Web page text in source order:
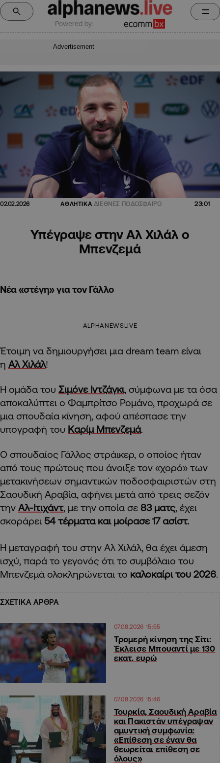
Powered by:
Advertisement
02.02.2026 ΑΘΛΗΤΙΚΑ ΔΙΕΘΝΕΣ ΠΟΔΟΣΦΑΙΡΟ 23:01
Υπέγραψε στην Αλ Χιλάλ ο
Μπενζεμά
Νέα «στέγη» για τον Γάλλο
ALPHANEWSLIVE
Έτοιμη να δημιουργήσει μια dream team είναι
η Αλ Χιλάλ!
Η ομάδα του Σιμόνε Ιντζάγκι, σύμφωνα με τα όσα
αποκαλύπτει ο Φαμπρίτσο Ρομάνο, προχωρά σε
μια σπουδαία κίνηση, αφού απέσπασε την
υπογραφή του Καρίμ Μπενζεμά.
Ο σπουδαίος Γάλλος στράικερ, ο οποίος ήταν
από τους πρώτους που άνοιξε τον «χορό» των
μετακινήσεων σημαντικών ποδοσφαιριστών στη
Σαουδική Αραβία, αφήνει μετά από τρεις σεζόν
την Αλ-Ιτιχάντ, με την οποία σε 83 ματς, έχει
σκοράρει 54 τέρματα και μοίρασε 17 ασίστ.
Η μεταγραφή του στην Αλ Χιλάλ, θα έχει άμεση
ισχύ, παρά το γεγονός ότι το συμβόλαιο του
Μπενζεμά ολοκληρώνεται το καλοκαίρι του 2026.
ΣΧΕΤΙΚΑ ΑΡΘΡΑ
07.08.2026 15:55
Τρομερή κίνηση της Σίτι:
Έκλεισε Μπουαντί με 130
εκατ. ευρώ
07.08.2026 15:46
Τουρκία, Σαουδική Αραβία
και Πακιστάν υπέγραψαν
αμυντική συμφωνία:
«Επίθεση σε έναν θα
θεωρείται επίθεση σε
όλους»